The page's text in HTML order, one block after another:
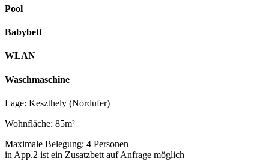
Pool
Babybett
WLAN
Waschmaschine
Lage: Keszthely (Nordufer)
Wohnfläche: 85m²
Maximale Belegung: 4 Personen
in App.2 ist ein Zusatzbett auf Anfrage möglich